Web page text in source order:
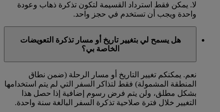
لا. يمكن فقط استرداد القسيمة لتكون تذكرة ذهاب وعودة
واحدة ويجب أن تستخدم في حجز واحد.
هل يسمح لي بتغيير تاريخ أو مسار تذكرة التعويضات
الخاصة بي؟
نعم. يمكنكم تغيير التاريخ أو مسار الرحلة (ضمن نطاق
المنطقة المشمولة) فقط لتذاكر السفر التي لم يتم استخدامها
بشكل مطلق، ولن يتم فرض رسوم إضافية إذا حصل هذا
التغيير خلال فترة صلاحية تذكرة السفر البالغة سنة واحدة.